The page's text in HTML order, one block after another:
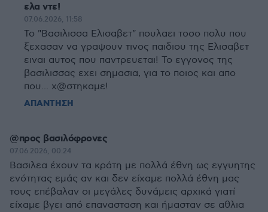
ελα ντε!
07.06.2026, 11:58
Το "Βασιλισσα Ελισαβετ" πουλαει τοσο πολυ που
ξεχασαν να γραψουν τινος παιδιου της Ελισαβετ
ειναι αυτος που παντρευεται! Το εγγονος της
βασιλισσας εχει σημασια, για το ποιος και απο
που... χ@στηκαμε!
ΑΠΑΝΤΗΣΗ
@προς βασιλόφρονες
07.06.2026, 00:24
Βασιλεα έχουν τα κράτη με πολλά έθνη ως εγγυητης
ενότητας εμάς αν και δεν είχαμε πολλά έθνη μας
τους επέβαλαν οι μεγάλες δυνάμεις αρχικά γιατί
είχαμε βγει από επανασταση και ήμασταν σε αθλια